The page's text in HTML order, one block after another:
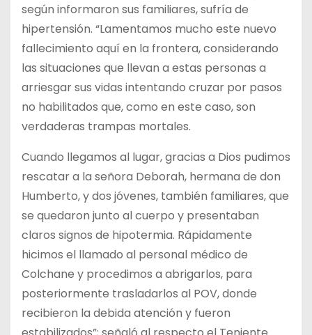
según informaron sus familiares, sufría de
hipertensión. “Lamentamos mucho este nuevo
fallecimiento aquí en la frontera, considerando
las situaciones que llevan a estas personas a
arriesgar sus vidas intentando cruzar por pasos
no habilitados que, como en este caso, son
verdaderas trampas mortales.
Cuando llegamos al lugar, gracias a Dios pudimos
rescatar a la señora Deborah, hermana de don
Humberto, y dos jóvenes, también familiares, que
se quedaron junto al cuerpo y presentaban
claros signos de hipotermia. Rápidamente
hicimos el llamado al personal médico de
Colchane y procedimos a abrigarlos, para
posteriormente trasladarlos al POV, donde
recibieron la debida atención y fueron